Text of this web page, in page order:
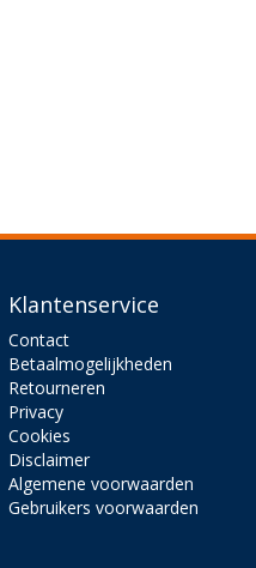
Klantenservice
Contact
Betaalmogelijkheden
Retourneren
Privacy
Cookies
Disclaimer
Algemene voorwaarden
Gebruikers voorwaarden